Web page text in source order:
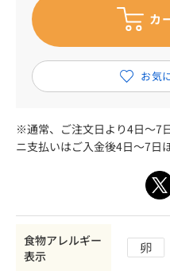
※通常、ご注文日より4日～7
ニ支払いはご入金後4日～7日ほ
食物アレルギー
表示